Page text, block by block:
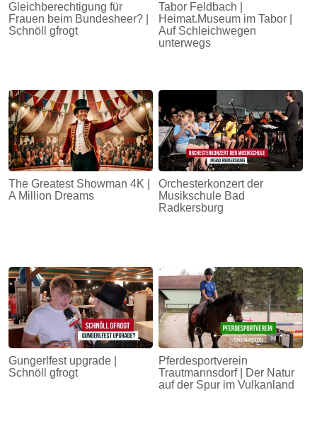
Gleichberechtigung für
Frauen beim Bundesheer? |
Schnöll gfrogt
Tabor Feldbach |
Heimat.Museum im Tabor |
Auf Schleichwegen
unterwegs
The Greatest Showman 4K |
A Million Dreams
Orchesterkonzert der
Musikschule Bad
Radkersburg
Gungerlfest upgrade |
Schnöll gfrogt
Pferdesportverein
Trautmannsdorf | Der Natur
auf der Spur im Vulkanland